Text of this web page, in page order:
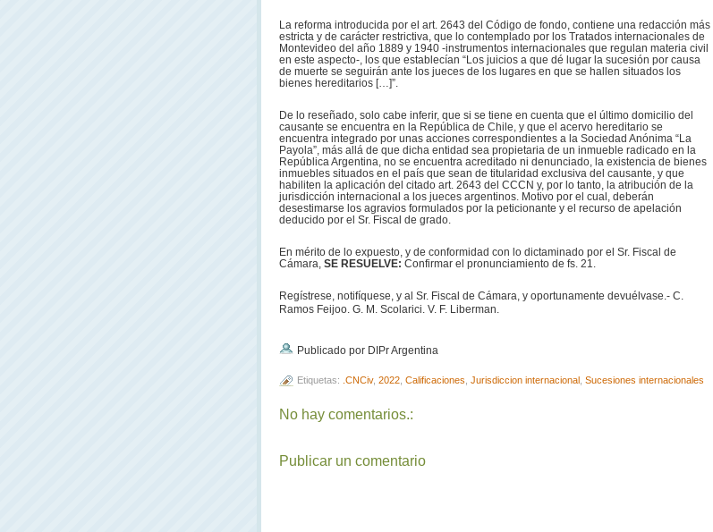
La reforma introducida por el art. 2643 del Código de fondo, contiene una redacción más
estricta y de carácter restrictiva, que lo contemplado por los Tratados internacionales de
Montevideo del año 1889 y 1940 -instrumentos internacionales que regulan materia civil
en este aspecto-, los que establecían “Los juicios a que dé lugar la sucesión por causa
de muerte se seguirán ante los jueces de los lugares en que se hallen situados los
bienes hereditarios […]”.
De lo reseñado, solo cabe inferir, que si se tiene en cuenta que el último domicilio del
causante se encuentra en la República de Chile, y que el acervo hereditario se
encuentra integrado por unas acciones correspondientes a la Sociedad Anónima “La
Payola”, más allá de que dicha entidad sea propietaria de un inmueble radicado en la
República Argentina, no se encuentra acreditado ni denunciado, la existencia de bienes
inmuebles situados en el país que sean de titularidad exclusiva del causante, y que
habiliten la aplicación del citado art. 2643 del CCCN y, por lo tanto, la atribución de la
jurisdicción internacional a los jueces argentinos. Motivo por el cual, deberán
desestimarse los agravios formulados por la peticionante y el recurso de apelación
deducido por el Sr. Fiscal de grado.
En mérito de lo expuesto, y de conformidad con lo dictaminado por el Sr. Fiscal de
Cámara, SE RESUELVE: Confirmar el pronunciamiento de fs. 21.
Regístrese, notifíquese, y al Sr. Fiscal de Cámara, y oportunamente devuélvase.- C.
Ramos Feijoo. G. M. Scolarici. V. F. Liberman.
Publicado por DIPr Argentina
Etiquetas: .CNCiv, 2022 Calificaciones Jurisdiccion internacional Sucesiones internacionales
No hay comentarios.:
Publicar un comentario